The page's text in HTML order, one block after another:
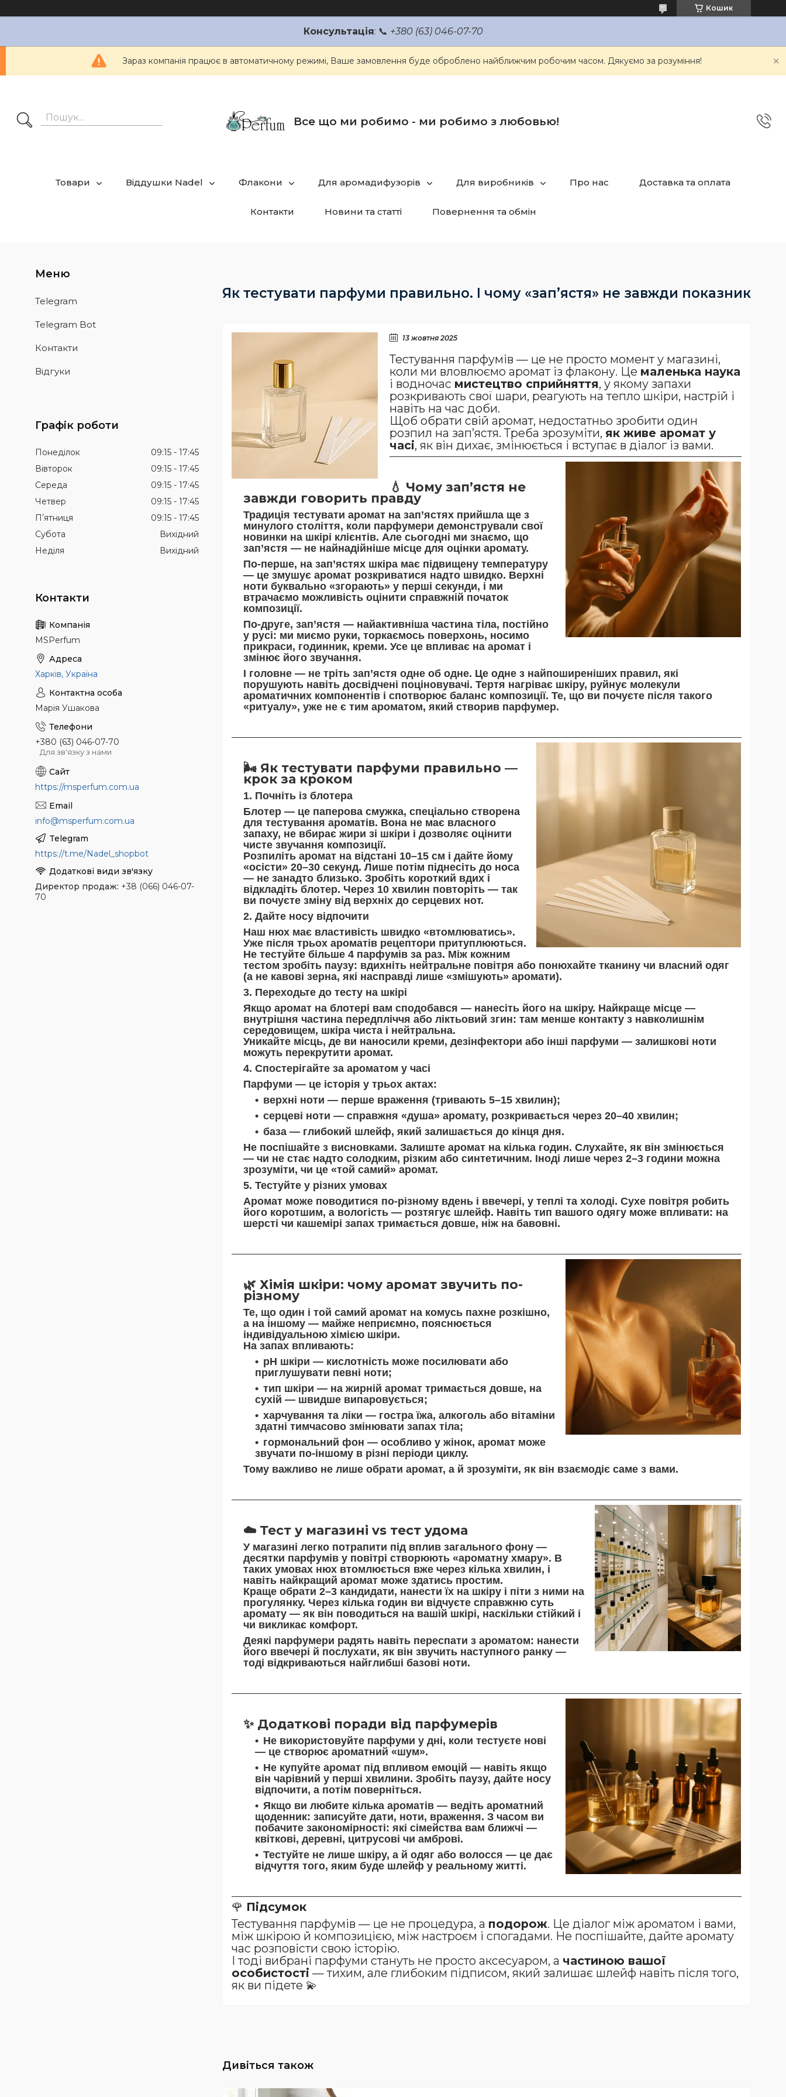
Кошик
Консультація: 📞 +380 (63) 046-07-70
Зараз компанія працює в автоматичному режимі, Ваше замовлення буде оброблено найближчим робочим часом. Дякуємо за розуміння!
Все що ми робимо - ми робимо з любовью!
Товари Віддушки Nadel Флакони Для аромадифузорів Для виробників Про нас Доставка та оплата
Контакти Новини та статті Повернення та обмін
Як тестувати парфуми правильно. І чому «зап’ястя» не завжди показник
13 жовтня 2025
Тестування парфумів — це не просто момент у магазині,
коли ми вловлюємо аромат із флакону. Це маленька наука
і водночас мистецтво сприйняття, у якому запахи
розкривають свої шари, реагують на тепло шкіри, настрій і
навіть на час доби.
Щоб обрати свій аромат, недостатньо зробити один
розпил на зап’ястя. Треба зрозуміти, як живе аромат у
часі, як він дихає, змінюється і вступає в діалог із вами.
💧 Чому зап’ястя не
завжди говорить правду
Традиція тестувати аромат на зап’ястях прийшла ще з
минулого століття, коли парфумери демонстрували свої
новинки на шкірі клієнтів. Але сьогодні ми знаємо, що
зап’ястя — не найнадійніше місце для оцінки аромату.
По-перше, на зап’ястях шкіра має підвищену температуру
— це змушує аромат розкриватися надто швидко. Верхні
ноти буквально «згорають» у перші секунди, і ми
втрачаємо можливість оцінити справжній початок
композиції.
По-друге, зап’ястя — найактивніша частина тіла, постійно
у русі: ми миємо руки, торкаємось поверхонь, носимо
прикраси, годинник, креми. Усе це впливає на аромат і
змінює його звучання.
І головне — не тріть зап’ястя одне об одне. Це одне з найпоширеніших правил, які
порушують навіть досвідчені поціновувачі. Тертя нагріває шкіру, руйнує молекули
ароматичних компонентів і спотворює баланс композиції. Те, що ви почуєте після такого
«ритуалу», уже не є тим ароматом, який створив парфумер.
🌬️ Як тестувати парфуми правильно —
крок за кроком
1. Почніть із блотера
Блотер — це паперова смужка, спеціально створена
для тестування ароматів. Вона не має власного
запаху, не вбирає жири зі шкіри і дозволяє оцінити
чисте звучання композиції.
Розпиліть аромат на відстані 10–15 см і дайте йому
«осісти» 20–30 секунд. Лише потім піднесіть до носа
— не занадто близько. Зробіть короткий вдих і
відкладіть блотер. Через 10 хвилин повторіть — так
ви почуєте зміну від верхніх до серцевих нот.
2. Дайте носу відпочити
Наш нюх має властивість швидко «втомлюватись».
Уже після трьох ароматів рецептори притуплюються.
Не тестуйте більше 4 парфумів за раз. Між кожним
тестом зробіть паузу: вдихніть нейтральне повітря або понюхайте тканину чи власний одяг
(а не кавові зерна, які насправді лише «змішують» аромати).
3. Переходьте до тесту на шкірі
Якщо аромат на блотері вам сподобався — нанесіть його на шкіру. Найкраще місце —
внутрішня частина передпліччя або ліктьовий згин: там менше контакту з навколишнім
середовищем, шкіра чиста і нейтральна.
Уникайте місць, де ви наносили креми, дезінфектори або інші парфуми — залишкові ноти
можуть перекрутити аромат.
4. Спостерігайте за ароматом у часі
Парфуми — це історія у трьох актах:
верхні ноти — перше враження (тривають 5–15 хвилин);
серцеві ноти — справжня «душа» аромату, розкривається через 20–40 хвилин;
база — глибокий шлейф, який залишається до кінця дня.
Не поспішайте з висновками. Залиште аромат на кілька годин. Слухайте, як він змінюється
— чи не стає надто солодким, різким або синтетичним. Іноді лише через 2–3 години можна
зрозуміти, чи це «той самий» аромат.
5. Тестуйте у різних умовах
Аромат може поводитися по-різному вдень і ввечері, у теплі та холоді. Сухе повітря робить
його коротшим, а вологість — розтягує шлейф. Навіть тип вашого одягу може впливати: на
шерсті чи кашемірі запах тримається довше, ніж на бавовні.
🌿 Хімія шкіри: чому аромат звучить по-
різному
Те, що один і той самий аромат на комусь пахне розкішно,
а на іншому — майже неприємно, пояснюється
індивідуальною хімією шкіри.
На запах впливають:
pH шкіри — кислотність може посилювати або
приглушувати певні ноти;
тип шкіри — на жирній аромат тримається довше, на
сухій — швидше випаровується;
харчування та ліки — гостра їжа, алкоголь або вітаміни
здатні тимчасово змінювати запах тіла;
гормональний фон — особливо у жінок, аромат може
звучати по-іншому в різні періоди циклу.
Тому важливо не лише обрати аромат, а й зрозуміти, як він взаємодіє саме з вами.
☁️ Тест у магазині vs тест удома
У магазині легко потрапити під вплив загального фону —
десятки парфумів у повітрі створюють «ароматну хмару». В
таких умовах нюх втомлюється вже через кілька хвилин, і
навіть найкращий аромат може здатись простим.
Краще обрати 2–3 кандидати, нанести їх на шкіру і піти з ними на
прогулянку. Через кілька годин ви відчуєте справжню суть
аромату — як він поводиться на вашій шкірі, наскільки стійкий і
чи викликає комфорт.
Деякі парфумери радять навіть переспати з ароматом: нанести
його ввечері й послухати, як він звучить наступного ранку —
тоді відкриваються найглибші базові ноти.
✨ Додаткові поради від парфумерів
Не використовуйте парфуми у дні, коли тестуєте нові
— це створює ароматний «шум».
Не купуйте аромат під впливом емоцій — навіть якщо
він чарівний у перші хвилини. Зробіть паузу, дайте носу
відпочити, а потім поверніться.
Якщо ви любите кілька ароматів — ведіть ароматний
щоденник: записуйте дати, ноти, враження. З часом ви
побачите закономірності: які сімейства вам ближчі —
квіткові, деревні, цитрусові чи амброві.
Тестуйте не лише шкіру, а й одяг або волосся — це дає
відчуття того, яким буде шлейф у реальному житті.
🌹 Підсумок
Тестування парфумів — це не процедура, а подорож. Це діалог між ароматом і вами,
між шкірою й композицією, між настроєм і спогадами. Не поспішайте, дайте аромату
час розповісти свою історію.
І тоді вибрані парфуми стануть не просто аксесуаром, а частиною вашої
особистості — тихим, але глибоким підписом, який залишає шлейф навіть після того,
як ви підете 💫
Telegram
Telegram Bot
Контакти
Відгуки
Графік роботи
Понеділок 09:15
17:45
Вівторок
09:15
17:45
Середа
09:15
17:45
Четвер
09:15
17:45
Пʼятниця
09:15
17:45
Субота
Вихідний
Неділя
Вихідний
MSPerfum
Харків, Україна
Марія Ушакова
+380 (63) 046-07-70
Для зв'язку з нами
https://msperfum.com.ua
info@msperfum.com.ua
https://t.me/Nadel_shopbot
Директор продаж +38 (066) 046-07-
70